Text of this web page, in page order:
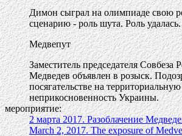
Димон сыграл на олимпиаде свою
сценарию - роль шута. Роль
Медвепут
Заместитель председателя
Медведев объявлен в розыск.
посягательстве на
неприкосновенность Украины.
мероприятие:
2 марта 2017. Разоблачение
March 2, 2017. The exposure of